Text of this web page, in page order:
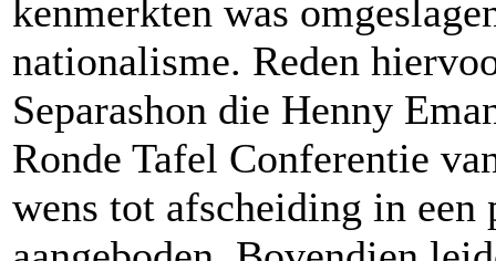
kenmerkten was
nationalisme. Reden
Separashon die Henny
Ronde Tafel Conferentie
wens tot afscheiding in